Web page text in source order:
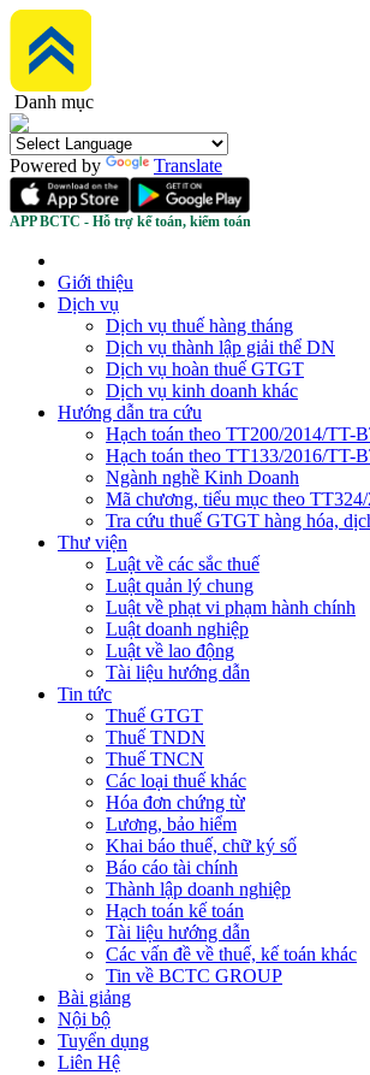
Danh mục
Powered by Translate
APP BCTC - Hỗ trợ kế toán, kiểm toán
Giới thiệu
Dịch vụ
Dịch vụ thuế hàng tháng
Dịch vụ thành lập giải thể DN
Dịch vụ hoàn thuế GTGT
Dịch vụ kinh doanh khác
Hướng dẫn tra cứu
Hạch toán theo TT200/2014/TT-
Hạch toán theo TT133/2016/TT-
Ngành nghề Kinh Doanh
Mã chương, tiểu mục theo
Tra cứu thuế GTGT hàng hóa,
Thư viện
Luật về các sắc thuế
Luật quản lý chung
Luật về phạt vi phạm hành chính
Luật doanh nghiệp
Luật về lao động
Tài liệu hướng dẫn
Tin tức
Thuế GTGT
Thuế TNDN
Thuế TNCN
Các loại thuế khác
Hóa đơn chứng từ
Lương, bảo hiểm
Khai báo thuế, chữ ký số
Báo cáo tài chính
Thành lập doanh nghiệp
Hạch toán kế toán
Tài liệu hướng dẫn
Các vấn đề về thuế, kế toán khác
Tin về BCTC GROUP
Bài giảng
Nội bộ
Tuyển dụng
Liên Hệ